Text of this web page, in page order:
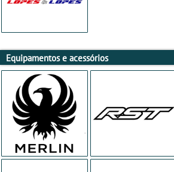
Equipamentos e acessórios